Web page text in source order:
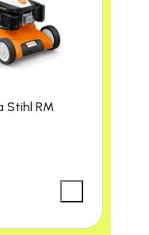
Stihl RM